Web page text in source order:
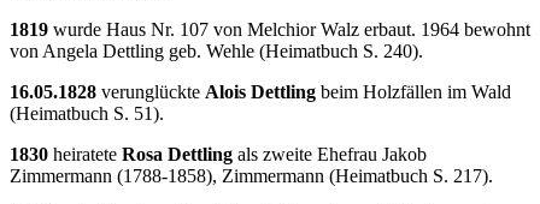
1819 wurde Haus Nr. 107 von Melchior Walz erbaut. 1964 bewohnt
von Angela Dettling geb. Wehle (Heimatbuch S. 240).
16.05.1828 verunglückte Alois Dettling beim Holzfällen im Wald
(Heimatbuch S. 51).
1830 heiratete Rosa Dettling als zweite Ehefrau Jakob
Zimmermann (1788-1858), Zimmermann (Heimatbuch S. 217).